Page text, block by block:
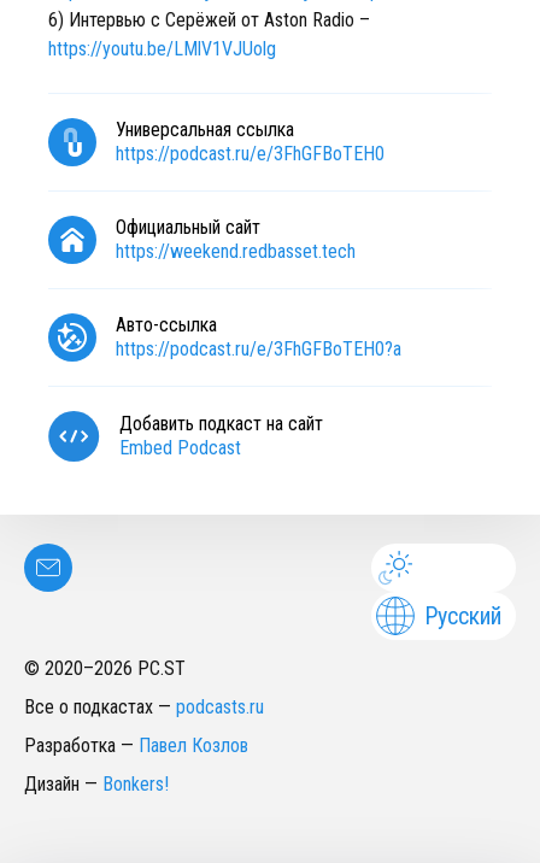
6) Интервью с Серёжей от Aston Radio –
https://youtu.be/LMlV1VJUolg
Универсальная ссылка
https://podcast.ru/e/3FhGFBoTEH0
Официальный сайт
https://weekend.redbasset.tech
Авто-ссылка
https://podcast.ru/e/3FhGFBoTEH0?a
Добавить подкаст на сайт
Embed Podcast
Русский
© 2020–2026 PC.ST
Все о подкастах — podcasts.ru
Разработка — Павел Козлов
Дизайн — Bonkers!